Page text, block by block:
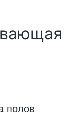
полов